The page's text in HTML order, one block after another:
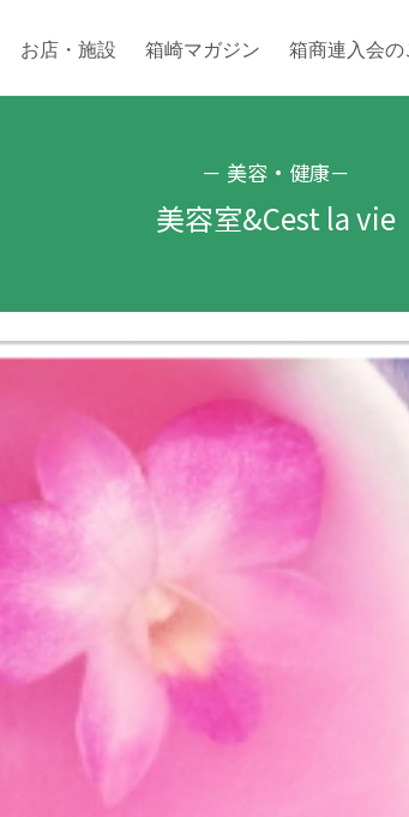
お店・施設 箱崎マガジン 箱商連入会の
－ 美容・健康－
美容室&Cest la vie